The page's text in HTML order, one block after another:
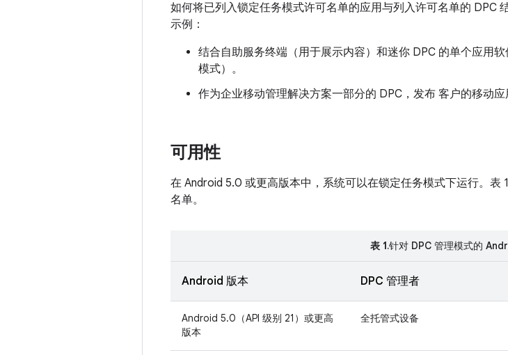
如何将已列入锁定任务模式许可名单的应用与列入许可名单的 DPC
示例：
结合自助服务终端（用于展示内容）和迷你 DPC 的单个应用
模式）。
作为企业移动管理解决方案一部分的 DPC，发布 客户的移动
可用性
在 Android 5.0 或更高版本中，系统可以在锁定任务模式下运行。表
名单。
表 1.针对 DPC 管理模式的
Android 版本 DPC 管理者
Android 5.0（API 级别 21）或更高
版本
全托管式设备